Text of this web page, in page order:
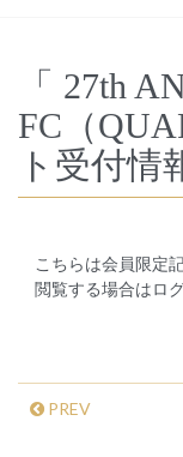
「 27th
FC（
ト受付情
こちらは会員限定
閲覧する場合はロ
PREV